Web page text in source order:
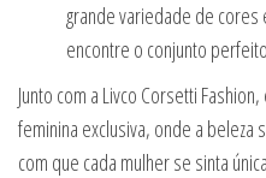
grande variedade de
encontre o conjunto
Junto com a Livco Corsetti
feminina exclusiva, onde a beleza
com que cada mulher se sinta